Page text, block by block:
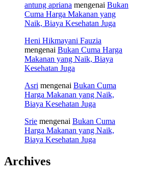
antung apriana mengenai Bukan
Cuma Harga Makanan yang
Naik, Biaya Kesehatan Juga
Heni Hikmayani Fauzia
mengenai Bukan Cuma Harga
Makanan yang Naik, Biaya
Kesehatan Juga
Asri mengenai Bukan Cuma
Harga Makanan yang Naik,
Biaya Kesehatan Juga
Srie mengenai Bukan Cuma
Harga Makanan yang Naik,
Biaya Kesehatan Juga
Archives